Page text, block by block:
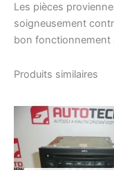
Les pièces
soigneusement
bon fonctionnement
Produits similaires